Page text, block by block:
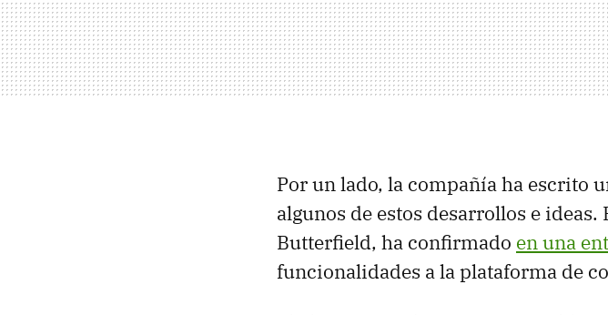
Por un lado, la compañía ha escrito
algunos de estos desarrollos e ideas.
Butterfield, ha confirmado en una
funcionalidades a la plataforma de